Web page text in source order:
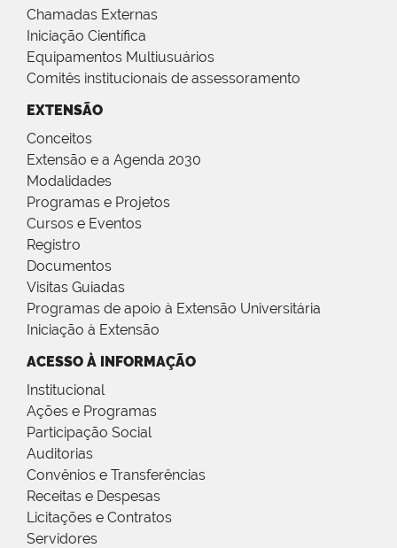
Chamadas Externas
Iniciação Científica
Equipamentos Multiusuários
Comitês institucionais de assessoramento
EXTENSÃO
Conceitos
Extensão e a Agenda 2030
Modalidades
Programas e Projetos
Cursos e Eventos
Registro
Documentos
Visitas Guiadas
Programas de apoio à Extensão Universitária
Iniciação à Extensão
ACESSO À INFORMAÇÃO
Institucional
Ações e Programas
Participação Social
Auditorias
Convênios e Transferências
Receitas e Despesas
Licitações e Contratos
Servidores